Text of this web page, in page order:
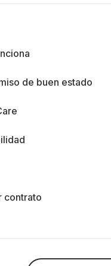
de buen estado
contrato